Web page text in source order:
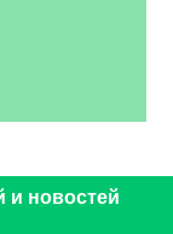
и новостей